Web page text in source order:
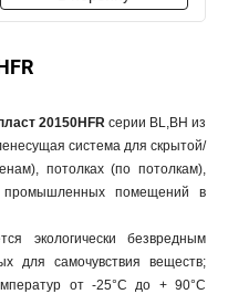
20150HFR серии BL,BH из
система для скрытой/
потолках (по потолкам),
промышленных помещений в
экологически безвредным
для самочувствия веществ;
от -25°С до + 90°С